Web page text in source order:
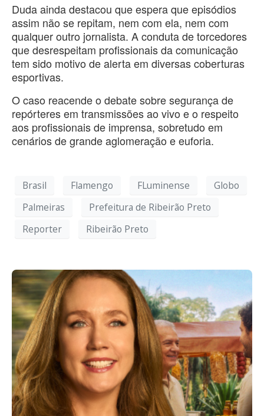
Duda ainda destacou que espera que episódios
assim não se repitam, nem com ela, nem com
qualquer outro jornalista. A conduta de torcedores
que desrespeitam profissionais da comunicação
tem sido motivo de alerta em diversas coberturas
esportivas.
O caso reacende o debate sobre segurança de
repórteres em transmissões ao vivo e o respeito
aos profissionais de imprensa, sobretudo em
cenários de grande aglomeração e euforia.
Brasil Flamengo FLuminense
Globo
Palmeiras
Prefeitura de Ribeirão Preto
Reporter
Ribeirão Preto